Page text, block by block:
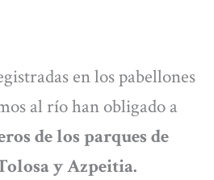
en los pabellones
al río han obligado a
de los parques de
y Azpeitia.